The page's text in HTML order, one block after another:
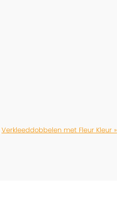
Verkleeddobbelen met Fleur Kleur »